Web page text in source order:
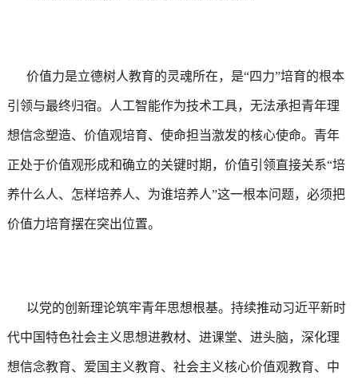
价值力是立德树人教育的灵魂所在，是“四力”培育的根本
引领与最终归宿。人工智能作为技术工具，无法承担青年理
想信念塑造、价值观培育、使命担当激发的核心使命。青年
正处于价值观形成和确立的关键时期，价值引领直接关系“培
养什么人、怎样培养人、为谁培养人”这一根本问题，必须把
价值力培育摆在突出位置。
以党的创新理论筑牢青年思想根基。持续推动习近平新时
代中国特色社会主义思想进教材、进课堂、进头脑，深化理
想信念教育、爱国主义教育、社会主义核心价值观教育、中